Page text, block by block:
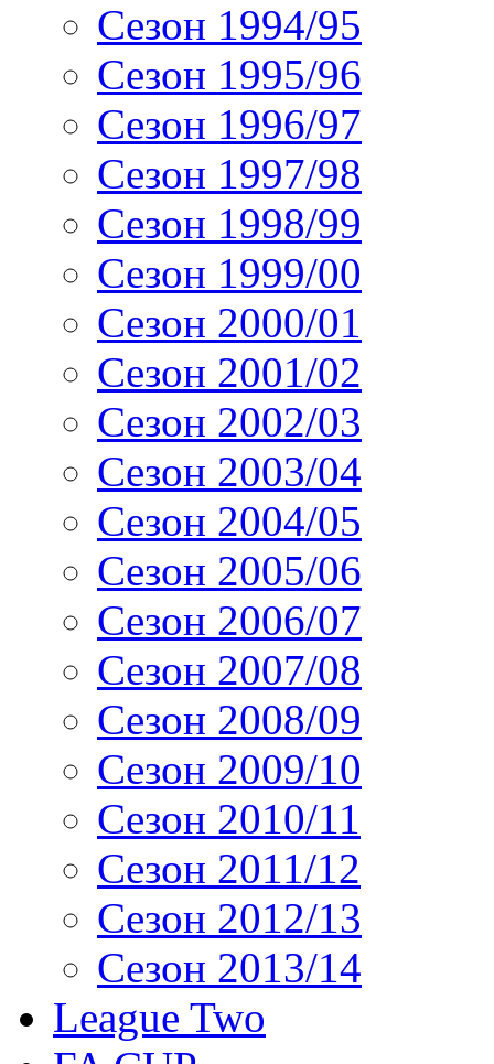
Сезон 1994/95
Сезон 1995/96
Сезон 1996/97
Сезон 1997/98
Сезон 1998/99
Сезон 1999/00
Сезон 2000/01
Сезон 2001/02
Сезон 2002/03
Сезон 2003/04
Сезон 2004/05
Сезон 2005/06
Сезон 2006/07
Сезон 2007/08
Сезон 2008/09
Сезон 2009/10
Сезон 2010/11
Сезон 2011/12
Сезон 2012/13
Сезон 2013/14
League Two